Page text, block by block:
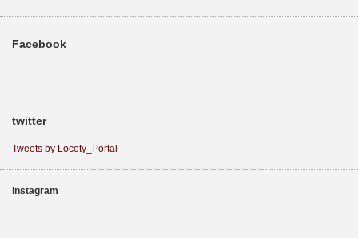
Facebook
twitter
Tweets by Locoty_Portal
instagram